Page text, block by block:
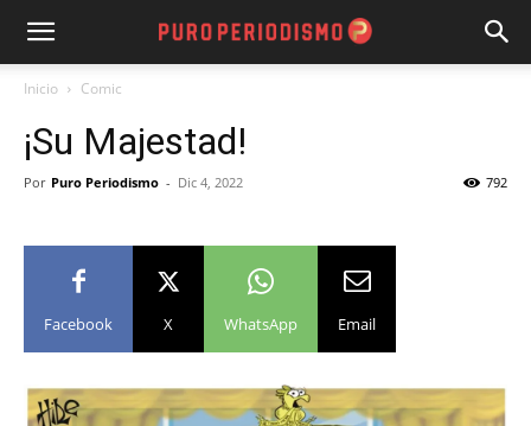
Inicio Comic
¡Su Majestad!
Por Puro Periodismo - Dic 4, 2022 792
Facebook X WhatsApp Email